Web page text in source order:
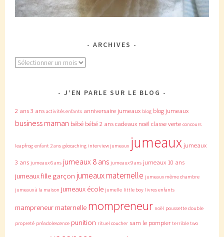
ARCHIVES
Archives
J’EN PARLE SUR LE BLOG
2 ans3 ans activités enfants anniversaire jumeaux blog blog jumeaux
business maman bébé bébé 2 anscadeaux noëlclasse verte concours
leapfrog enfant 2 ans géocaching interview jumeaux jumeaux jumeaux
3 ans jumeaux 6 ans jumeaux 8 ans jumeaux 9 ans jumeaux 10 ans
jumeaux fille garçon jumeaux maternelle jumeaux même chambre
jumeaux à la maison jumeaux école jumelle little boy livres enfants
mampreneur maternelle mompreneur noël poussette double
propreté préadolescence punition rituel coucher sam le pompier terrible two